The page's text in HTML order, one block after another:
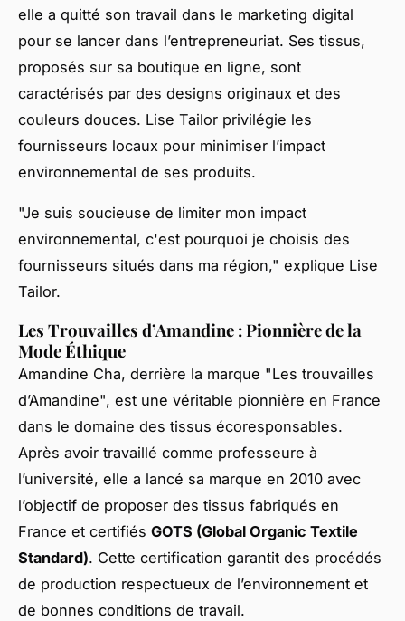
elle a quitté son travail dans le marketing digital
pour se lancer dans l’entrepreneuriat. Ses tissus,
proposés sur sa boutique en ligne, sont
caractérisés par des designs originaux et des
couleurs douces. Lise Tailor privilégie les
fournisseurs locaux pour minimiser l’impact
environnemental de ses produits.
"Je suis soucieuse de limiter mon impact
environnemental, c'est pourquoi je choisis des
fournisseurs situés dans ma région," explique Lise
Tailor.
Les Trouvailles d’Amandine : Pionnière de la
Mode Éthique
Amandine Cha, derrière la marque "Les trouvailles
d’Amandine", est une véritable pionnière en France
dans le domaine des tissus écoresponsables.
Après avoir travaillé comme professeure à
l’université, elle a lancé sa marque en 2010 avec
l’objectif de proposer des tissus fabriqués en
France et certifiés GOTS (Global Organic Textile
Standard). Cette certification garantit des procédés
de production respectueux de l’environnement et
de bonnes conditions de travail.